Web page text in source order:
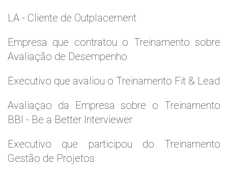
LA - Cliente de Outplacement
Empresa que contratou o Treinamento sobre
Avaliação de Desempenho
Executivo que avaliou o Treinamento Fit & Lead
Avaliaçao da Empresa sobre o Treinamento
BBI - Be a Better Interviewer
Executivo que participou do Treinamento
Gestão de Projetos